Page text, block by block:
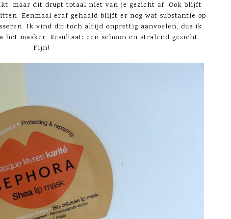
maar dit drupt totaal niet van je gezicht af. Ook blijft
Eenmaal eraf gehaald blijft er nog wat substantie op
Ik vind dit toch altijd onprettig aanvoelen, dus ik
het masker. Resultaat: een schoon en stralend gezicht.
Fijn!